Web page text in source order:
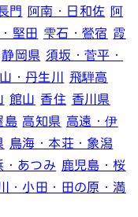
門 阿南・日和佐 阿
堅田 雫石・鶯宿 霞
静岡県 須坂・菅平・
・丹生川
飛騨高
館山 香住 香川県
島 高知県 高遠・伊
鳥海・本荘・象潟
・あつみ 鹿児島・桜
・小田・田の原・満